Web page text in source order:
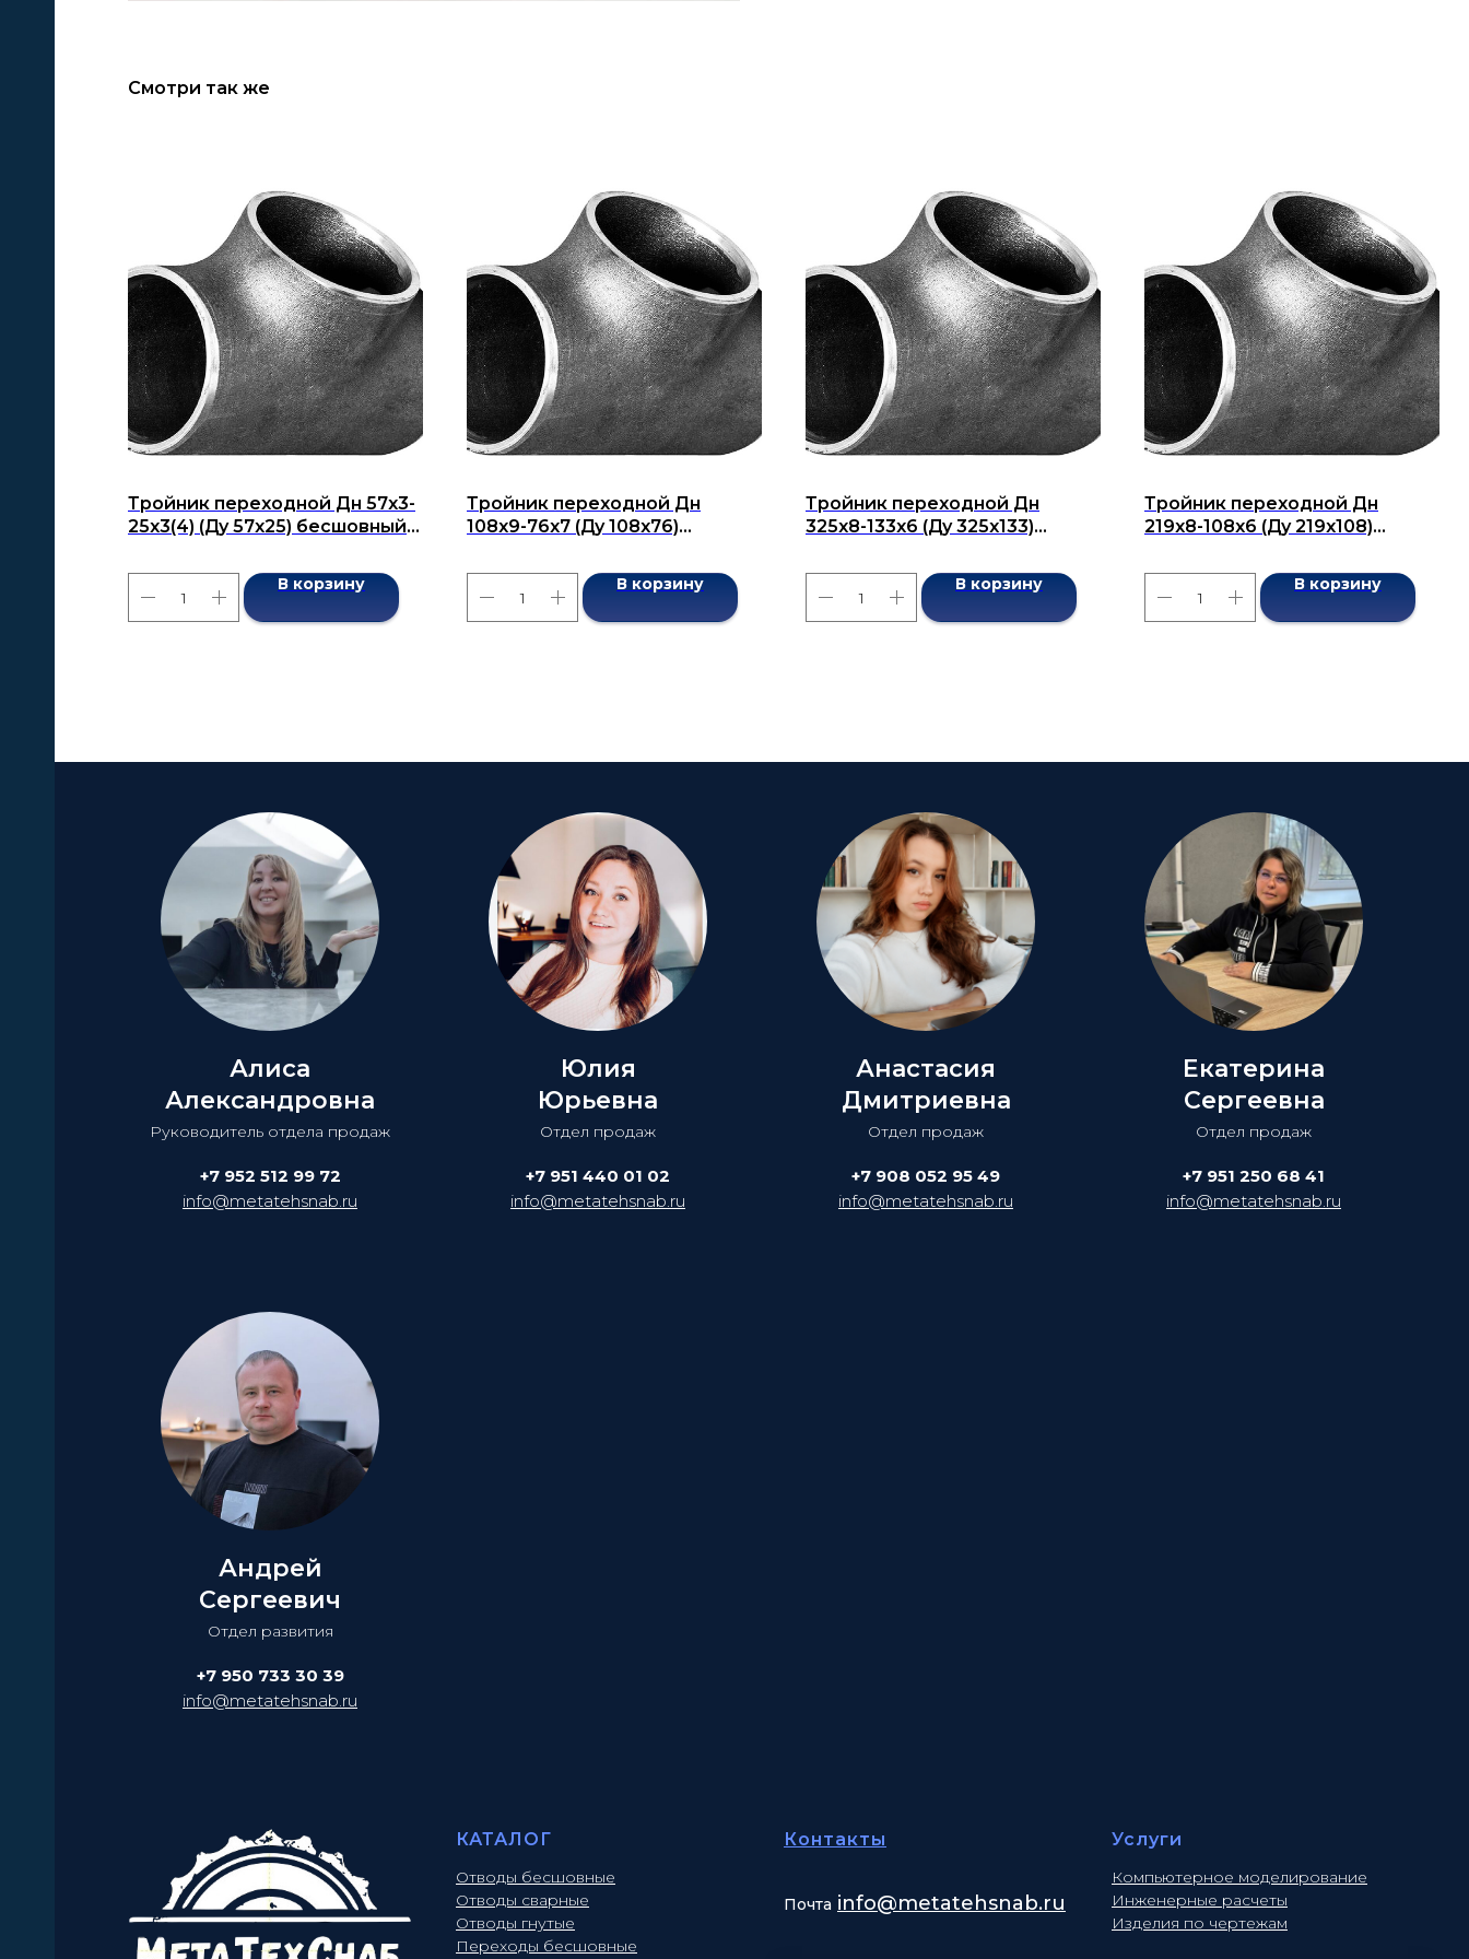
Смотри так же
Тройник переходной Дн 57x3-
25х3(4) (Ду 57x25) бесшовный
В корзину
Тройник переходной Дн
108x9-76х7 (Ду 108x76)
В корзину
Тройник переходной Дн
325x8-133х6 (Ду 325x133)
В корзину
Тройник переходной Дн
219x8-108x6 (Ду 219x108)
В корзину
Алиса
Александровна
Руководитель отдела продаж
+7 952 512 99 72
info@metatehsnab.ru
Юлия
Юрьевна
Отдел продаж
+7 951 440 01 02
info@metatehsnab.ru
Анастасия
Дмитриевна
Отдел продаж
+7 908 052 95 49
info@metatehsnab.ru
Екатерина
Сергеевна
Отдел продаж
+7 951 250 68 41
info@metatehsnab.ru
Андрей
Сергеевич
Отдел развития
+7 950 733 30 39
info@metatehsnab.ru
КАТАЛОГ
Отводы бесшовные
Отводы сварные
Отводы гнутые
Переходы бесшовные
Контакты
Почта info@metatehsnab.ru
Услуги
Компьютерное моделирование
Инженерные расчеты
Изделия по чертежам